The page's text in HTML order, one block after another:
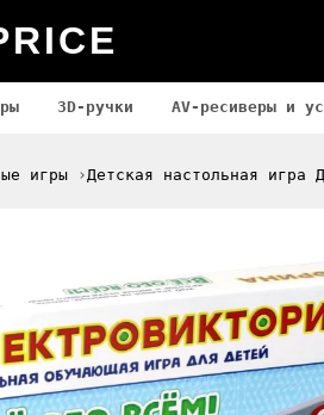
3D-ручки AV-ресиверы и
игры Детская настольная игра